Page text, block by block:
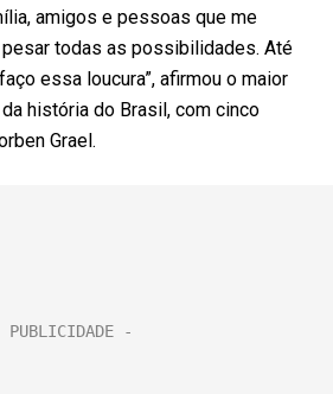
amigos e pessoas que me
todas as possibilidades. Até
essa loucura”, afirmou o maior
história do Brasil, com cinco
Grael.